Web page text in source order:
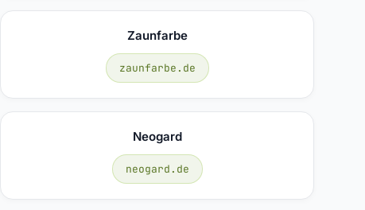
Zaunfarbe
zaunfarbe.de
Neogard
neogard.de